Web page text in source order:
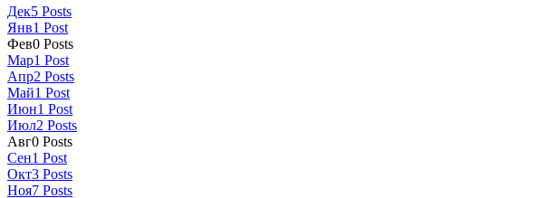
Дек5 Posts
Янв1 Post
Фев0 Posts
Мар1 Post
Апр2 Posts
Май1 Post
Июн1 Post
Июл2 Posts
Авг0 Posts
Сен1 Post
Окт3 Posts
Ноя7 Posts